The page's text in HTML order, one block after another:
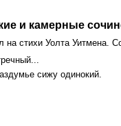
и камерные
на стихи Уолта Уитмена.
сижу одинокий.